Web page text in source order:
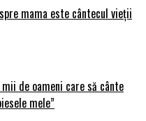
mama este cântecul vieții
de oameni care să cânte
mele”